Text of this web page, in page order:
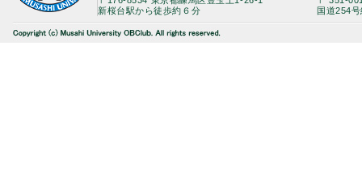
新桜台駅から徒歩約６分
国道254